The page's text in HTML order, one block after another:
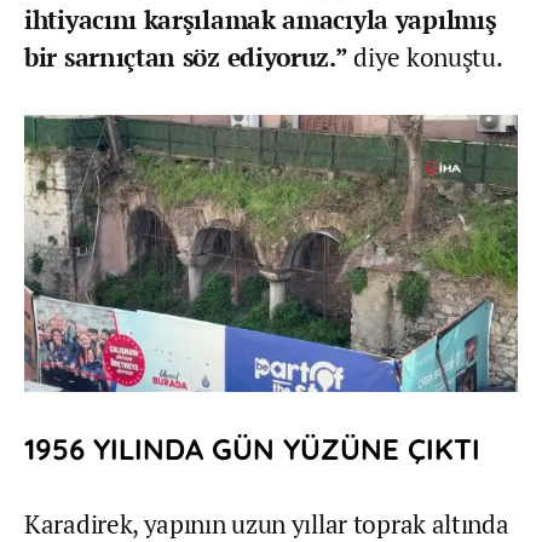
ihtiyacını karşılamak amacıyla yapılmış
bir sarnıçtan söz ediyoruz.”diye konuştu.
1956 YILINDA GÜN YÜZÜNE ÇIKTI
Karadirek, yapının uzun yıllar toprak altında